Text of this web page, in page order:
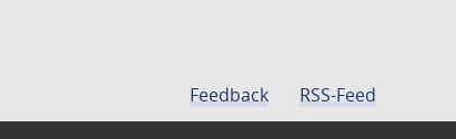
Feedback RSS-Feed